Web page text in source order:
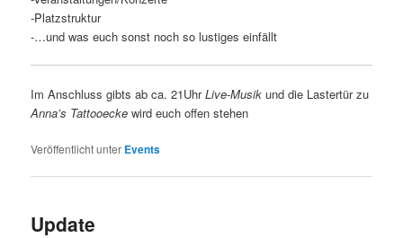
-Platzstruktur
-…und was euch sonst noch so lustiges einfällt
Im Anschluss gibts ab ca. 21UhrLive-Musik und die Lastertür zu
Anna’s Tattooecke wird euch offen stehen
Veröffentlicht unter Events
Update